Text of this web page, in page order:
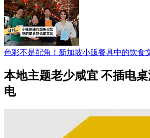
色彩不是配角！新加坡小贩餐具中的饮食
本地主题老少咸宜 不插电
电